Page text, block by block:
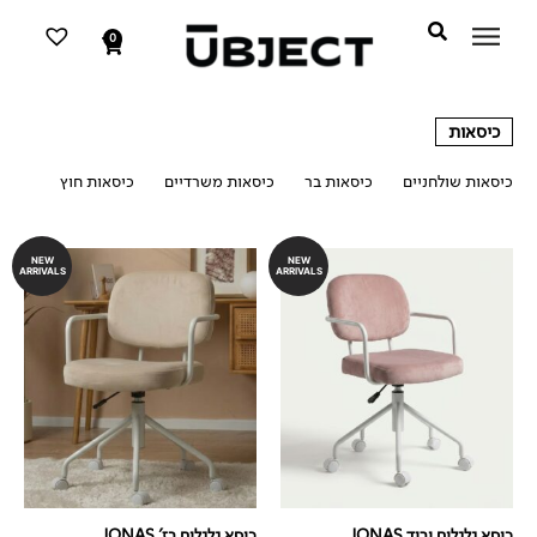
לתוכן
0
עגלת
קניות
כיסאות
כיסאות שולחניים כיסאות בר כיסאות משרדיים כיסאות חוץ כיסאות
NEW
ARRIVALS
NEW
ARRIVALS